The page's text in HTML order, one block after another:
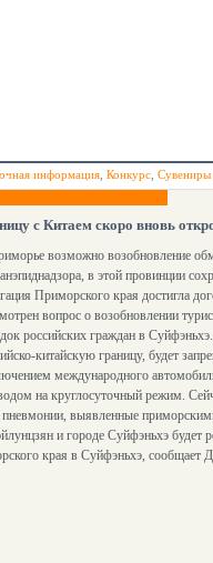
информация Конкурс Сувениры
с Китаем скоро вновь
возможно возобновление
в этой провинции
Приморского края достигла
вопрос о возобновлении
российских граждан в
китайскую границу, будет
международного
на круглосуточный режим.
пневмонии, выявленные
и городе Суйфэньхэ
края в Суйфэньхэ, сообщает